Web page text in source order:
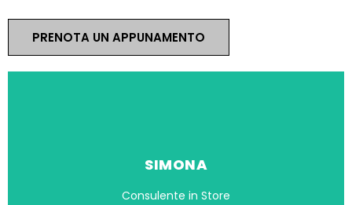
PRENOTA UN APPUNAMENTO
SIMONA
Consulente in Store